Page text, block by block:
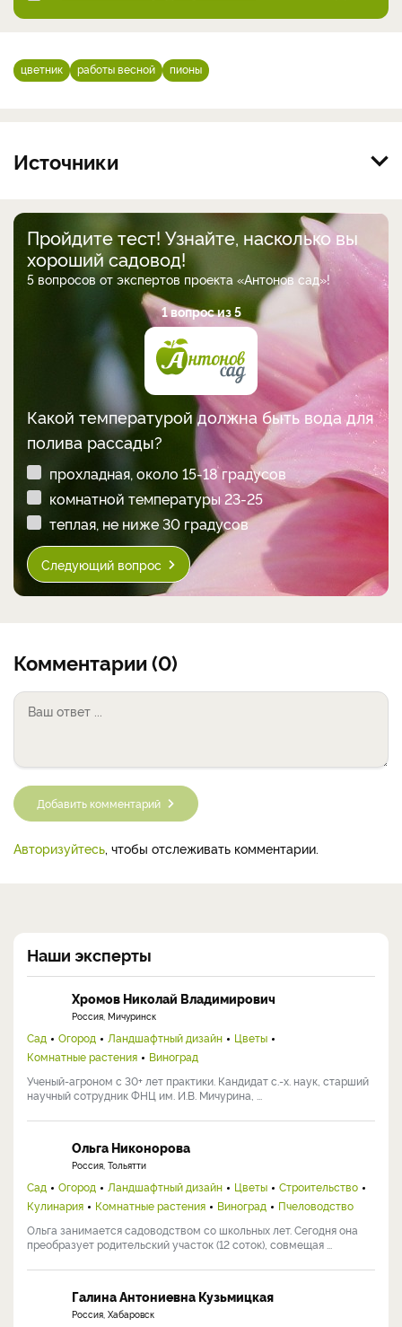
цветник работы весной пионы
Источники
Пройдите тест! Узнайте, насколько вы
хороший садовод!
5 вопросов от экспертов проекта «Антонов сад»!
1 вопрос из 5
Какой температурой должна быть вода для
полива рассады?
прохладная, около 15-18 градусов
комнатной температуры 23-25
теплая, не ниже 30 градусов
Следующий вопрос
Комментарии (0)
Добавить комментарий
Авторизуйтесь, чтобы отслеживать комментарии.
Наши эксперты
Хромов Николай Владимирович
Россия, Мичуринск
Сад Огород Ландшафтный дизайн
Цветы
Комнатные растения
Виноград
Ученый-агроном с 30+ лет практики. Кандидат с.-х. наук, старший
научный сотрудник ФНЦ им. И.В. Мичурина, ...
Ольга Никонорова
Россия, Тольятти
Сад Огород Ландшафтный дизайн Цветы
Строительство
Кулинария
Комнатные растения Виноград
Пчеловодство
Ольга занимается садоводством со школьных лет. Сегодня она
преобразует родительский участок (12 соток), совмещая ...
Галина Антониевна Кузьмицкая
Россия, Хабаровск